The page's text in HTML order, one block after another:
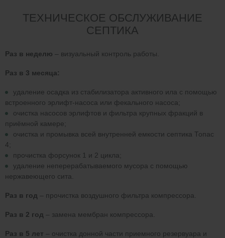
ТЕХНИЧЕСКОЕ ОБСЛУЖИВАНИЕ
СЕПТИКА
Раз в неделю – визуальный контроль работы.
Раз в 3 месяца:
удаление осадка из стабилизатора активного ила с помощью
встроенного эрлифт-насоса или фекального насоса;
очистка насосов эрлифтов и фильтра крупных фракций в
приёмной камере;
очистка и промывка всей внутренней емкости септика Топас
4;
прочистка форсунок 1 и 2 цикла;
удаление неперерабатываемого мусора с помощью
нержавеющего сита.
Раз в год – прочистка воздушного фильтра компрессора.
Раз в 2 год – замена мембран компрессора.
Раз в 5 лет – очистка донной части приемного резервуара и